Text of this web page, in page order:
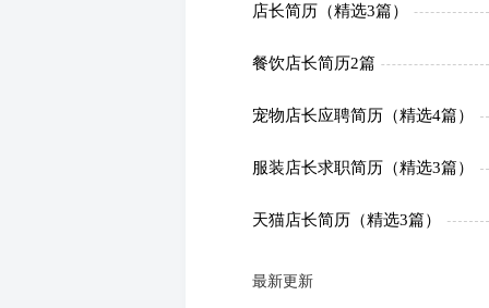
店长简历（精选3篇）
餐饮店长简历2篇
宠物店长应聘简历（精选4篇）
服装店长求职简历（精选3篇）
天猫店长简历（精选3篇）
最新更新